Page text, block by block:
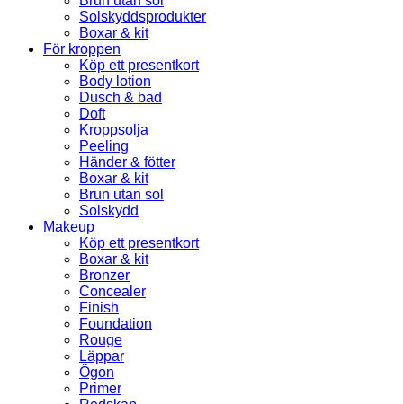
Solskyddsprodukter
Boxar & kit
För kroppen
Köp ett presentkort
Body lotion
Dusch & bad
Doft
Kroppsolja
Peeling
Händer & fötter
Boxar & kit
Brun utan sol
Solskydd
Makeup
Köp ett presentkort
Boxar & kit
Bronzer
Concealer
Finish
Foundation
Rouge
Läppar
Ögon
Primer